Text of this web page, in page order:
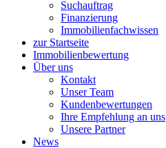
Suchauftrag
Finanzierung
Immobilienfachwissen
zur Startseite
Immobilienbewertung
Über uns
Kontakt
Unser Team
Kundenbewertungen
Ihre Empfehlung an uns
Unsere Partner
News